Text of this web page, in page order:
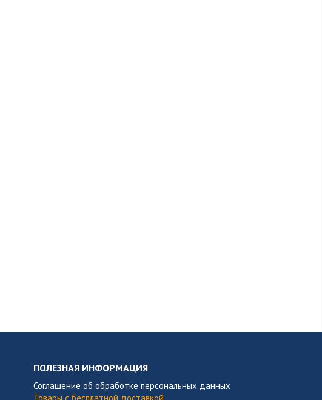
ПОЛЕЗНАЯ ИНФОРМАЦИЯ
Соглашение об обработке персональных данных